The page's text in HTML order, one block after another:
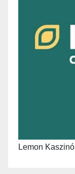
Lemon Kaszinó